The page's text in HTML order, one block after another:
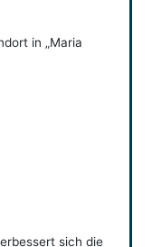
in „Maria
sich die